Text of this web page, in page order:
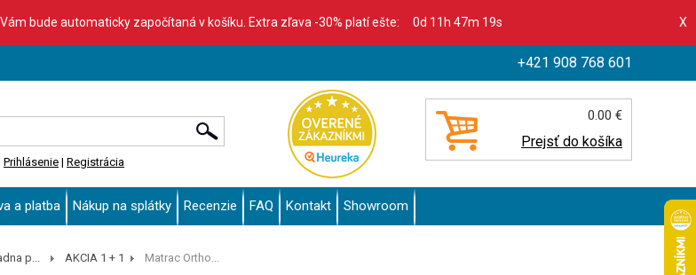
bude automaticky započítaná v košíku. Extra zľava -30% platí ešte: 0d 11h 47m 16s X
+421 908 768 601
0.00 €
Prejsť do košíka
Prihlásenie | Registrácia
a platba Nákup na splátky Recenzie FAQ Kontakt Showroom
p... AKCIA 1 + 1 Matrac Ortho...